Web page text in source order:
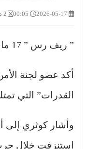
” ريف رس ” 17 ماي 2026
أكد عضو لجنة
القدرات” التي
وأشار كوثري إلى
استنزفت خلال